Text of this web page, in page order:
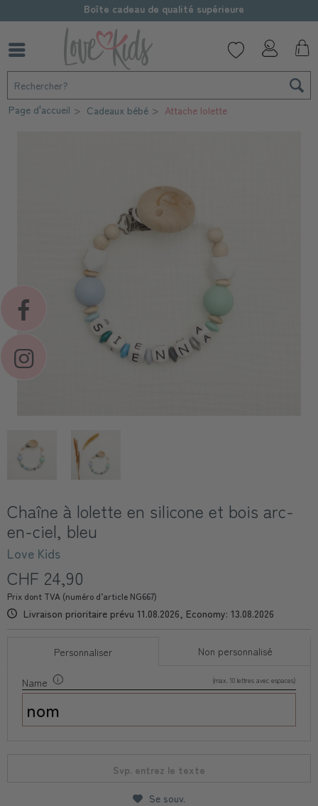
Boîte cadeau de qualité supérieure
Page d'accueil Cadeaux bébé Attache lolette
Chaîne à lolette en silicone et bois arc-
en-ciel, bleu
Love Kids
CHF 24,90
Prix dont TVA (numéro d’article NG667)
Livraison prioritaire prévu 11.08.2026, Economy: 13.08.2026
Personnaliser Non personnalisé
Name (max. 10 lettres avec espaces)
Svp. entrez le texte
Se souv.